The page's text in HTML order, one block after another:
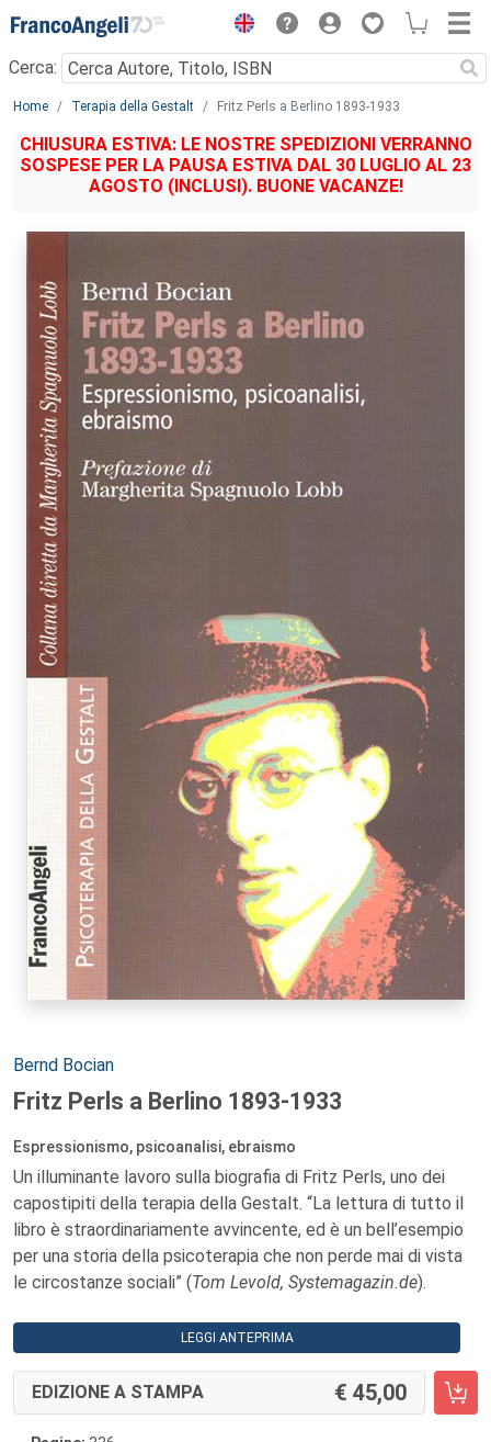
Menu
Cerca:
Main content
Home Terapia della Gestalt Fritz Perls a Berlino 1893-1933
CHIUSURA ESTIVA: LE NOSTRE SPEDIZIONI VERRANNO
SOSPESE PER LA PAUSA ESTIVA DAL 30 LUGLIO AL 23
AGOSTO (INCLUSI). BUONE VACANZE!
Autori:
Bernd Bocian
Fritz Perls a Berlino 1893-1933
Espressionismo, psicoanalisi, ebraismo
Un illuminante lavoro sulla biografia di Fritz Perls, uno dei
capostipiti della terapia della Gestalt. “La lettura di tutto il
libro è straordinariamente avvincente, ed è un bell’esempio
per una storia della psicoterapia che non perde mai di vista
le circostanze sociali” (Tom Levold, Systemagazin.de).
LEGGI ANTEPRIMA
EDIZIONE A STAMPA 45,00